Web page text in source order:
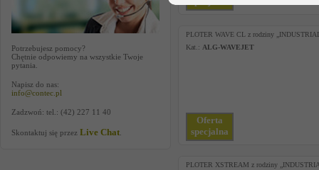
Potrzebujesz pomocy?
Chętnie odpowiemy na wszystkie Twoje
pytania.
Napisz do nas:
info@contec.pl
Zadzwoń: tel.: (42) 227 11 40
Skontaktuj się przez Live Chat
PLOTER WAVE CL z rodziny
Kat.: ALG-WAVEJET
Oferta
specjalna
PLOTER XSTREAM z rodziny